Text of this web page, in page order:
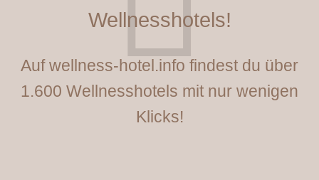
Wellnesshotels!
Auf wellness-hotel.info findest du über
1.600 Wellnesshotels mit nur wenigen
Klicks!